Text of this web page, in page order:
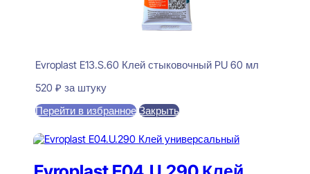
Evroplast E13.S.60 Клей стыковочный PU 60 мл
520 ₽ за штуку
Перейти в избранное Закрыть